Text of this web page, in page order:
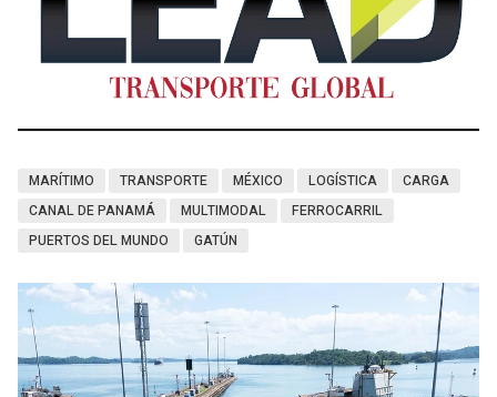
MARÍTIMO TRANSPORTE MÉXICO LOGÍSTICA
CARGA
CANAL DE PANAMÁ
MULTIMODAL
FERROCARRIL
PUERTOS DEL MUNDO
GATÚN